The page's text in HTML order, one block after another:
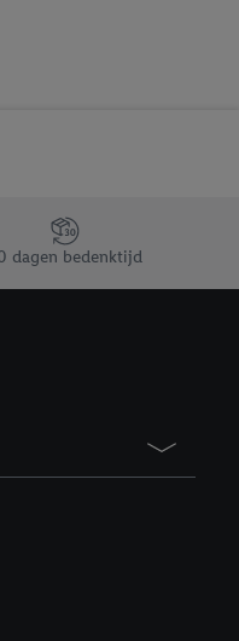
dagen bedenktijd